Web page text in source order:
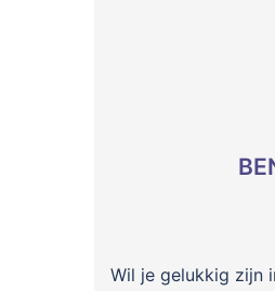
Wil je gelukkig zijn